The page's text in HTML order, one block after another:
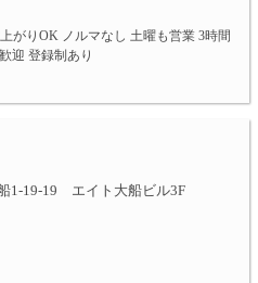
がりOK ノルマなし 土曜も営業 3時間
迎 登録制あり
1-19-19 エイト大船ビル3F